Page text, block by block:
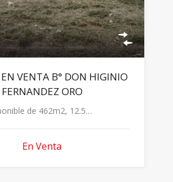
VENTA B° DON HIGINIO
ORO
de 462m2, 12.5…
En Venta